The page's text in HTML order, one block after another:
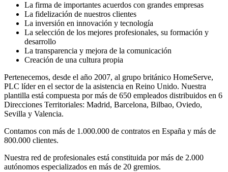
La firma de importantes acuerdos con grandes empresas
La fidelización de nuestros clientes
La inversión en innovación y tecnología
La selección de los mejores profesionales, su formación y
desarrollo
La transparencia y mejora de la comunicación
Creación de una cultura propia
Pertenecemos, desde el año 2007, al grupo británico HomeServe,
PLC líder en el sector de la asistencia en Reino Unido. Nuestra
plantilla está compuesta por más de 650 empleados distribuidos en 6
Direcciones Territoriales: Madrid, Barcelona, Bilbao, Oviedo,
Sevilla y Valencia.
Contamos con más de 1.000.000 de contratos en España y más de
800.000 clientes.
Nuestra red de profesionales está constituida por más de 2.000
autónomos especializados en más de 20 gremios.